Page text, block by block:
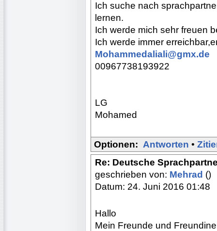
Ich suche nach
lernen.
Ich werde mich sehr freuen
Ich werde immer
Mohammedaliali@gmx.de
00967738193922
LG
Mohamed
Optionen: Antworten •
Re: Deutsche
geschrieben von: Mehrad ()
Datum: 24. Juni 2016 01:48
Hallo
Mein Freunde und